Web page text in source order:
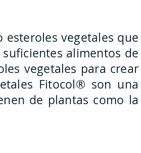
esteroles vegetales que
alimentos de
vegetales para crear
Fitocol® son una
de plantas como la